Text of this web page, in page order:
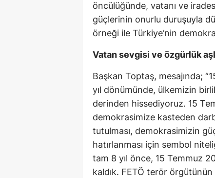
öncülüğünde, vatanı ve
güçlerinin onurlu duruşuyla
örneği ile Türkiye’nin
Vatan sevgisi ve özgürlük
Başkan Toptaş, mesajında;
yıl dönümünde, ülkemizin
derinden hissediyoruz. 15
demokrasimize kasteden
tutulması, demokrasimizin
hatırlanması için sembol
tam 8 yıl önce, 15 Temmuz
kaldık. FETÖ terör